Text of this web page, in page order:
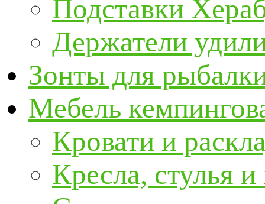
Подставки
Держатели
Зонты для
Мебель
Кровати и
Кресла, стулья